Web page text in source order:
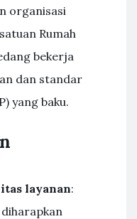
organisasi
Rumah
bekerja
dan standar
yang baku.
layanan:
diharapkan